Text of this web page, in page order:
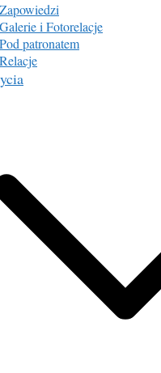
Zapowiedzi
Galerie i Fotorelacje
Pod patronatem
Relacje